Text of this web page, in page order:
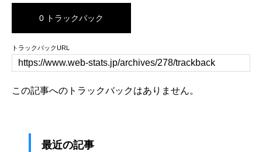
0 トラックバック
トラックバックURL
この記事へのトラックバックはありません。
最近の記事